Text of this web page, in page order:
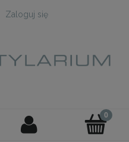
Zaloguj się